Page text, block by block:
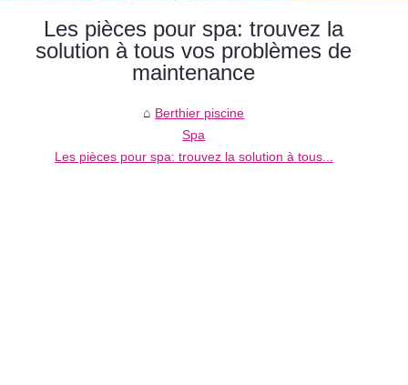
Les pièces pour spa: trouvez la
solution à tous vos problèmes de
maintenance
Berthier piscine
Spa
Les pièces pour spa: trouvez la solution à tous...